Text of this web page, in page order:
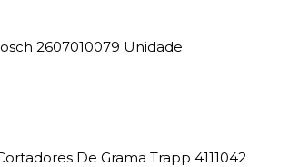
2607010079 Unidade
De Grama Trapp 4111042